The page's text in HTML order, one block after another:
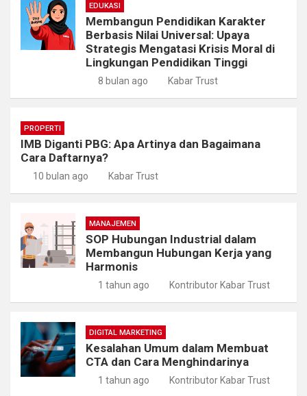
EDUKASI
Membangun Pendidikan Karakter
Berbasis Nilai Universal: Upaya
Strategis Mengatasi Krisis Moral di
Lingkungan Pendidikan Tinggi
8 bulan ago Kabar Trust
PROPERTI
IMB Diganti PBG: Apa Artinya dan Bagaimana
Cara Daftarnya?
10 bulan ago Kabar Trust
MANAJEMEN
SOP Hubungan Industrial dalam
Membangun Hubungan Kerja yang
Harmonis
1 tahun ago Kontributor Kabar Trust
DIGITAL MARKETING
Kesalahan Umum dalam Membuat
CTA dan Cara Menghindarinya
1 tahun ago Kontributor Kabar Trust